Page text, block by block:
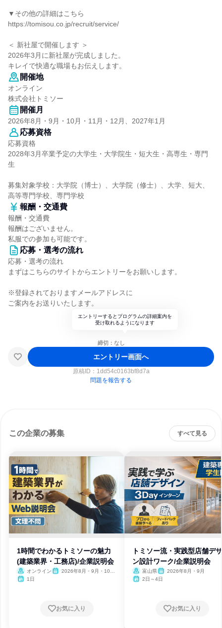
▼その他の詳細はこちら
https://tomisou.co.jp/recruit/service/
＜ 新社屋で開催します ＞
2026年3月に新社屋が完成しました。
キレイで快適な職場もお伝えします。
開催地
オンライン
株式会社トミソー
開催月
2026年8月・9月・10月・11月・12月、2027年1月
応募資格
応募資格
2028年3月卒業予定の大学生・大学院生・短大生・高専生・専門
生
募集対象学校：大学院（博士）、大学院（修士）、大学、短大、
高等専門学校、専門学校
報酬・交通費
報酬・交通費
報酬はございません。
私服での参加も可能です。
応募・選考の流れ
応募・選考の流れ
まずはこちらのサイトからエントリーをお願いします。
※登録されておりますメールアドレスに
ご案内をお送りいたします。
エントリーするとプログラムの詳細案内を
受け取れるようになります
締切：なし
エントリー画面へ
原稿ID： 1dd54c0163bf8d7a
問題を報告する
この企業の募集 すべて見る
1時間でわかるトミソーの魅力
(建築業界・工務店)/企業説明会
オンライン
2026年8月・9月・10
1日
お気に入り
トミソー流・実践型店舗デ
ン設計ワーク/企業説明会
富山県
2026年8月・9月
2日～4日
お気に入り